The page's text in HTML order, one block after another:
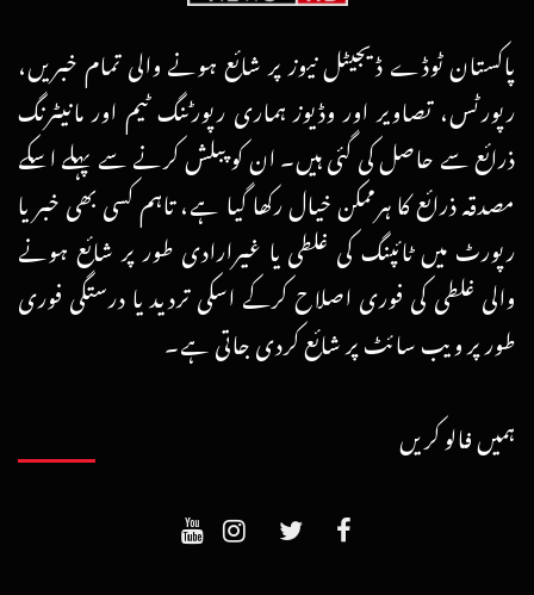
پاکستان ٹوڈے ڈیجیٹل نیوز پر شائع ہونے والی تمام خبریں،
رپورٹس، تصاویر اور وڈیوز ہماری رپورٹنگ ٹیم اور مانیٹرنگ
ذرائع سے حاصل کی گئی ہیں۔ ان کو پبلش کرنے سے پہلے اسکے
مصدقہ ذرائع کا ہرممکن خیال رکھا گیا ہے، تاہم کسی بھی خبر یا
رپورٹ میں ٹائپنگ کی غلطی یا غیرارادی طور پر شائع ہونے
والی غلطی کی فوری اصلاح کرکے اسکی تردید یا درستگی فوری
طور پر ویب سائٹ پر شائع کردی جاتی ہے۔
ہمیں فالو کریں